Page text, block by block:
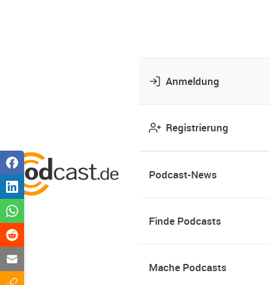
Anmeldung
Registrierung
Podcast-News
Finde Podcasts
Mache Podcasts